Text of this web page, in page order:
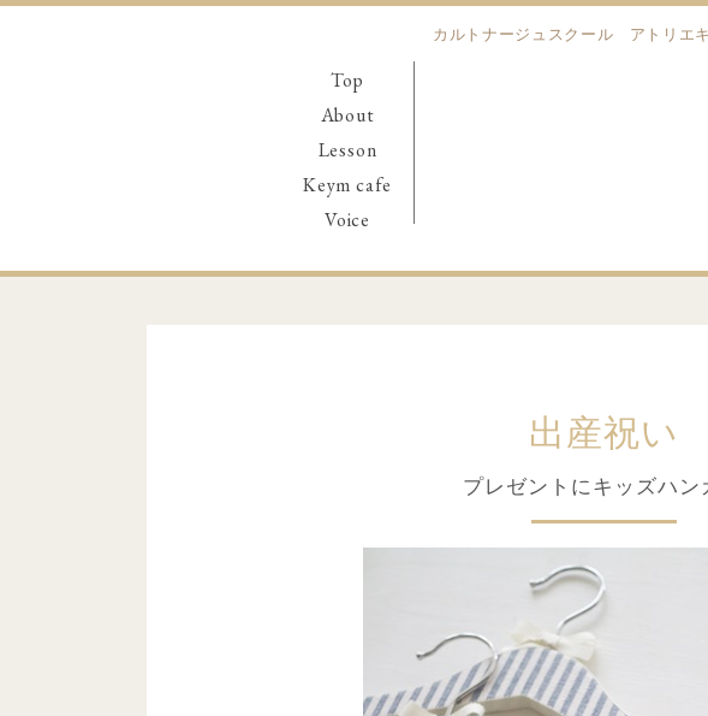
カルトナージュスクール アトリエ
Top
About
Lesson
Keym cafe
Voice
出産祝い
プレゼントにキッズハン